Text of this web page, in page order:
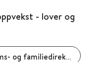
- lover og
Barne-, ungdoms- og familiedirektoratet (Bufdir)